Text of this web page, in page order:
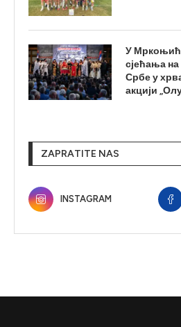
У Мркоњић
сјећања
Србе у
акцији
ZAPRATITE NAS
INSTAGRAM